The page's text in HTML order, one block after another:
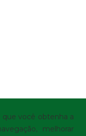
que você obtenha a
melhorar